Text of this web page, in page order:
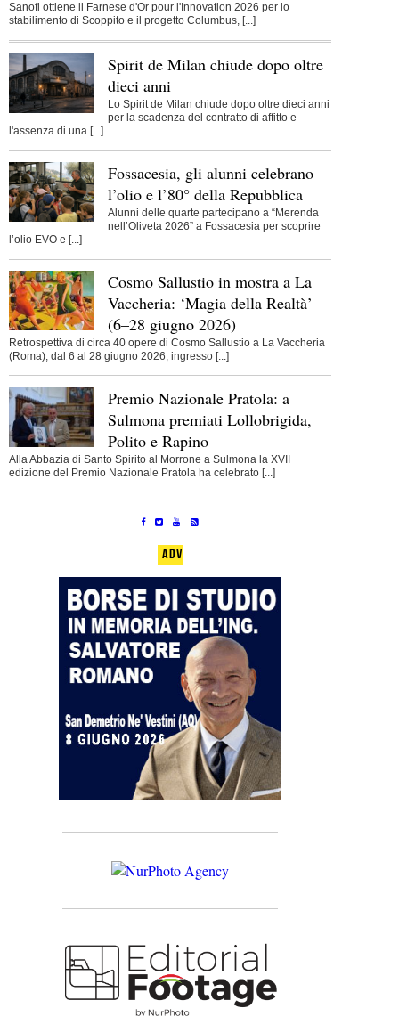
Sanofi ottiene il Farnese d'Or pour l'Innovation 2026 per lo
stabilimento di Scoppito e il progetto Columbus, [...]
Spirit de Milan chiude dopo oltre
dieci anni
Lo Spirit de Milan chiude dopo oltre dieci anni
per la scadenza del contratto di affitto e
l'assenza di una [...]
Fossacesia, gli alunni celebrano
l’olio e l’80° della Repubblica
Alunni delle quarte partecipano a “Merenda
nell’Oliveta 2026” a Fossacesia per scoprire
l’olio EVO e [...]
Cosmo Sallustio in mostra a La
Vaccheria: ‘Magia della Realtà’
(6–28 giugno 2026)
Retrospettiva di circa 40 opere di Cosmo Sallustio a La Vaccheria
(Roma), dal 6 al 28 giugno 2026; ingresso [...]
Premio Nazionale Pratola: a
Sulmona premiati Lollobrigida,
Polito e Rapino
Alla Abbazia di Santo Spirito al Morrone a Sulmona la XVII
edizione del Premio Nazionale Pratola ha celebrato [...]
ADV